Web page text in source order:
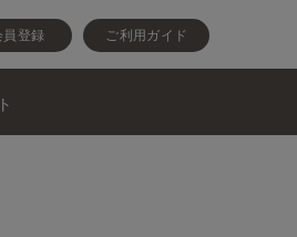
員登録 ご利用ガイド